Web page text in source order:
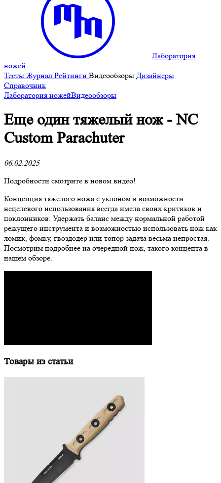
Лаборатория
ножей
Тесты Журнал Рейтинги Видеообзоры Дизайнеры
Справочник
Лаборатория ножейВидеообзоры
Еще один тяжелый нож - NC
Custom Parachuter
06.02.2025
Подробности смотрите в новом видео!
Концепция тяжелого ножа с уклоном в возможности
нецелевого использования всегда имела своих критиков и
поклонников. Удержать баланс между нормальной работой
режущего инструмента и возможностью использовать нож как
ломик, фомку, гвоздодер или топор задача весьма непростая.
Посмотрим подробнее на очередной нож, такого концепта в
нашем обзоре.
Товары из статьи